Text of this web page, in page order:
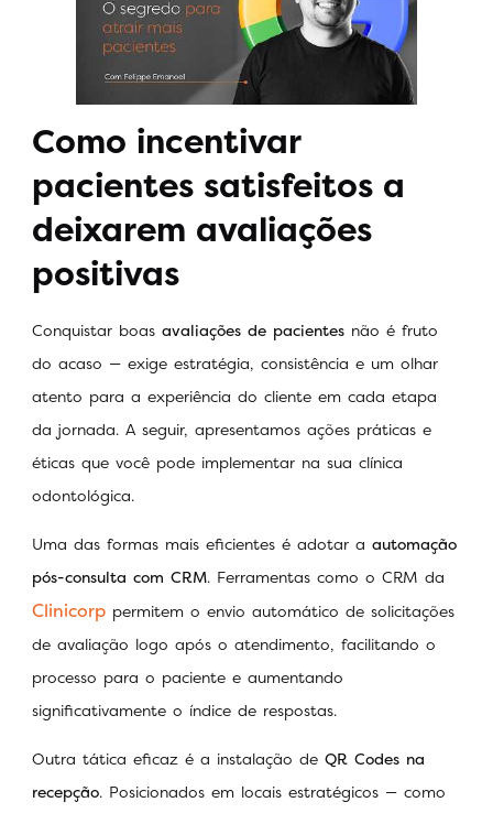
Como incentivar
pacientes satisfeitos a
deixarem avaliações
positivas
Conquistar boas avaliações de pacientes não é fruto
do acaso — exige estratégia, consistência e um olhar
atento para a experiência do cliente em cada etapa
da jornada. A seguir, apresentamos ações práticas e
éticas que você pode implementar na sua clínica
odontológica.
Uma das formas mais eficientes é adotar a automação
pós-consulta com CRM. Ferramentas como o CRM da
Clinicorp permitem o envio automático de solicitações
de avaliação logo após o atendimento, facilitando o
processo para o paciente e aumentando
significativamente o índice de respostas.
Outra tática eficaz é a instalação de QR Codes na
recepção. Posicionados em locais estratégicos — como